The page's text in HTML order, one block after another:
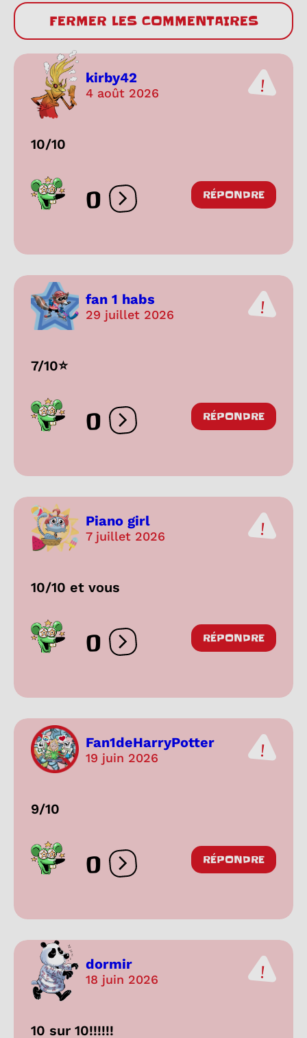
FERMER LES COMMENTAIRES
kirby42
4 août 2026
10/10
0 Ouvrir les réactions
RÉPONDRE
fan 1 habs
29 juillet 2026
7/10⭐️
0 Ouvrir les réactions
RÉPONDRE
Piano girl
7 juillet 2026
10/10 et vous
0 Ouvrir les réactions
RÉPONDRE
Fan1deHarryPotter
19 juin 2026
9/10
0 Ouvrir les réactions
RÉPONDRE
dormir
18 juin 2026
10 sur 10!!!!!!